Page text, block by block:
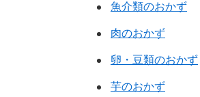
魚介類のおかず
肉のおかず
卵・豆類のおかず
芋のおかず